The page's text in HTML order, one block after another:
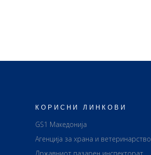
КОРИСНИ ЛИНКОВИ
GS1 Македонија
Агенција за храна и ветеринарство